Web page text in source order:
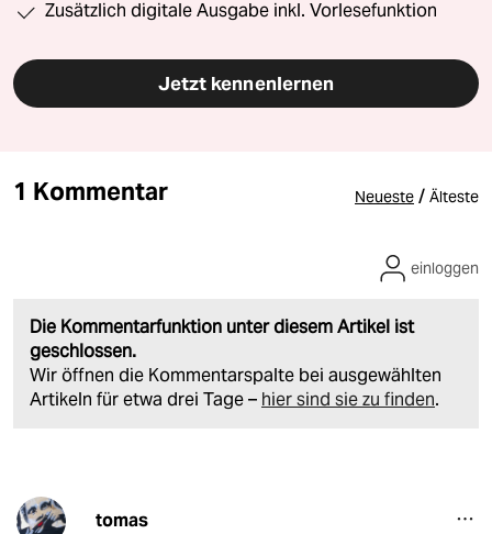
Zusätzlich digitale Ausgabe inkl. Vorlesefunktion
Jetzt kennenlernen
1 Kommentar Neueste / Älteste
Die Kommentarfunktion unter diesem Artikel ist
geschlossen.
Wir öffnen die Kommentarspalte bei ausgewählten
Artikeln für etwa drei Tage – hier sind sie zu finden.
einloggen
tomas